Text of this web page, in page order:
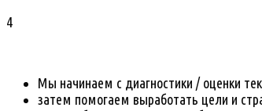
4
Мы начинаем с диагностики / оценки
затем помогаем выработать цели и